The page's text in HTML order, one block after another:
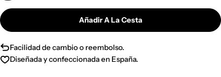
Añadir A La Cesta
Facilidad de cambio o reembolso.
Diseñada y confeccionada en España.